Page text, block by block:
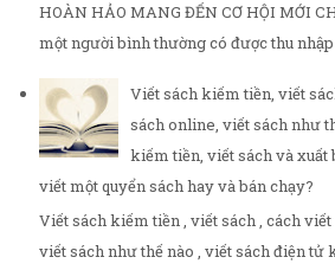
HOÀN HẢO MANG ĐẾN CƠ HỘI MỚI
một người bình thường có được thu nhập
Viết sách kiếm tiền, viết
sách online, viết sách như
kiếm tiền, viết sách và xuất
viết một quyển sách hay và bán chạy?
Viết sách kiếm tiền , viết sách , cách
viết sách như thế nào , viết sách điện tử